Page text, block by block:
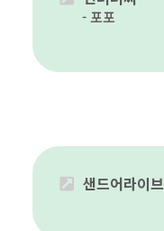
포포
샌드어라이브